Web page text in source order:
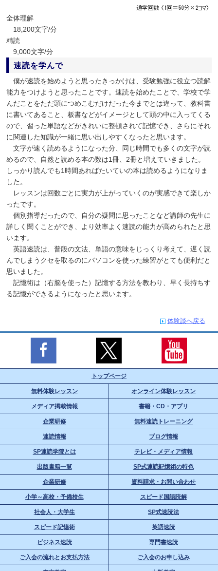
全体理解
18,200文字/分
精読
9,000文字/分
速読を学んで
僕が速読を始めようと思ったきっかけは、受験勉強に役立つ読解
能力をつけようと思ったことです。速読を始めたことで、学校で学
んだことをただ頭につめこむだけだった今までとは違って、教科書
に書いてあること、板書などがイメージとして頭の中に入ってくる
ので、習った単語などがきれいに整頓されて記憶でき、さらにそれ
に関連した知識が一緒に思い出しやすくなったと思います。
文字が速く読めるようになった分、同じ時間でも多くの文字が読
めるので、自然と読める本の数は1冊、2冊と増えていきました。
しっかり読んでも1時間あればたいていの本は読めるようになりま
した。
レッスンは回数ごとに実力が上がっていくのが実感できて楽しか
ったです。
個別指導だったので、自分の疑問に思ったことなど講師の先生に
詳しく聞くことができ、より効率よく速読の能力が高められたと思
います。
英語速読は、普段の文法、単語の意味をじっくり考えて、遅く読
んでしまうクセを取るのにパソコンを使った練習がとても便利だと
思いました。
記憶術は（右脳を使った）記憶する方法を教わり、早く長持ちす
る記憶ができるようになったと思います。
体験談へ戻る
トップページ
無料体験レッスン オンライン体験レッスン
メディア掲載情報 書籍・CD・アプリ
企業研修 無料速読トレーニング
速読情報 ブログ情報
SP速読学院とは テレビ・メディア情報
出版書籍一覧 SP式速読記憶術の特色
企業研修 資料請求・お問い合わせ
小学～高校・予備校生 スピード国語読解
社会人・大学生 SP式速読法
スピード記憶術 英語速読
ビジネス速読 専門書速読
ご入会の流れとお支払方法 ご入会のお申し込み